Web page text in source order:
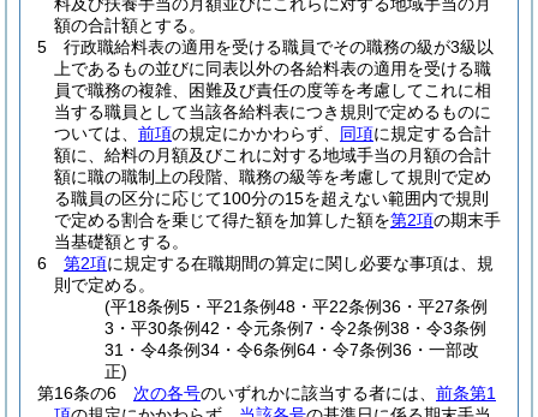
額の合計額とする。
5
行政職給料表の適用を受ける職員でその職務の級が3級以
上であるもの並びに同表以外の各給料表の適用を受ける職
員で職務の複雑、困難及び責任の度等を考慮してこれに相
当する職員として当該各給料表につき規則で定めるものに
ついては、 前項の規定にかかわらず、 同項に規定する合計
額に、給料の月額及びこれに対する地域手当の月額の合計
額に職の職制上の段階、職務の級等を考慮して規則で定め
る職員の区分に応じて100分の15を超えない範囲内で規則
で定める割合を乗じて得た額を加算した額を第2項の期末手
当基礎額とする。
6
第2項に規定する在職期間の算定に関し必要な事項は、規
則で定める。
(平18条例5・平21条例48・平22条例36・平27条例
3・平30条例42・令元条例7・令2条例38・令3条例
31・令4条例34・令6条例64・令7条例36・一部改
正)
第16条の6
次の各号のいずれかに該当する者には、 前条第1